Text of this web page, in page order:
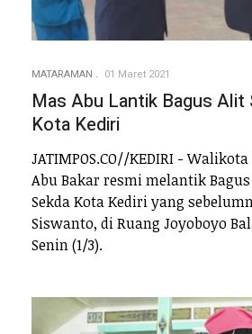
MATARAMAN 01 Maret 2021
Mas Abu Lantik Bagus Alit
Kota Kediri
JATIMPOS.CO//KEDIRI -
Abu Bakar resmi melantik
Sekda Kota Kediri yang
Siswanto, di Ruang Joyoboyo
Senin (1/3).